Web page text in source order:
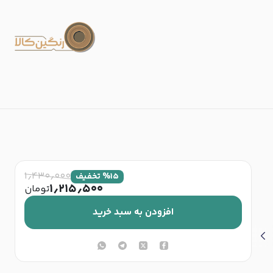
%۱۵ تخفیف ۱٫۴۳۰٫۰۰۰
۱٫۲۱۵٫۵۰۰تومان
افزودن به سبد خرید